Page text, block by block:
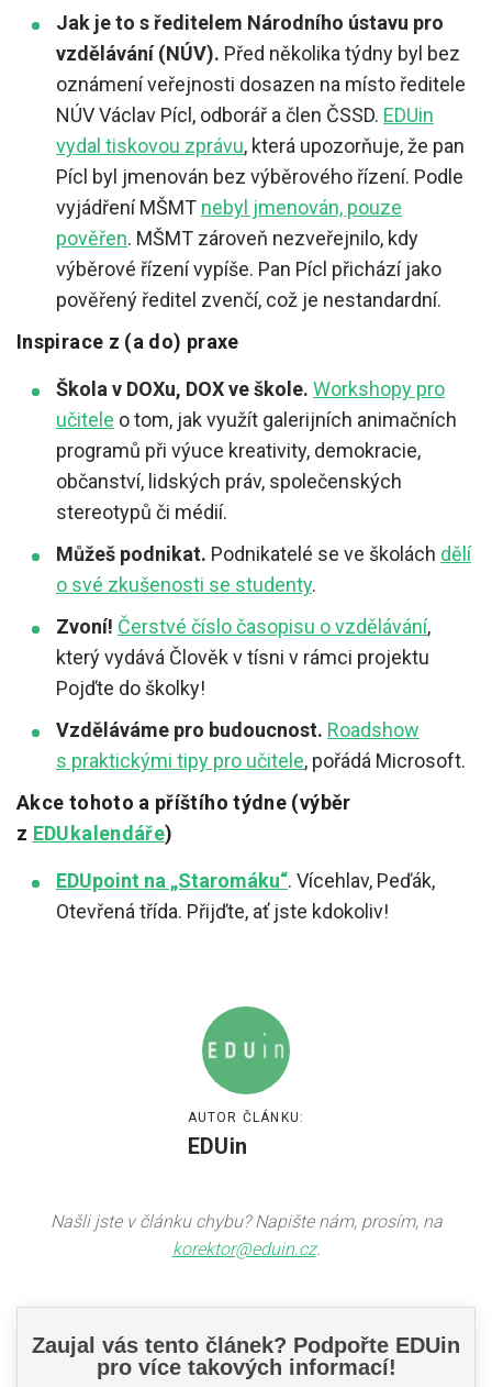
Jak je to s ředitelem Národního ústavu pro
vzdělávání (NÚV). Před několika týdny byl bez
oznámení veřejnosti dosazen na místo ředitele
NÚV Václav Pícl, odborář a člen ČSSD. EDUin
vydal tiskovou zprávu, která upozorňuje, že pan
Pícl byl jmenován bez výběrového řízení. Podle
vyjádření MŠMT nebyl jmenován, pouze
pověřen. MŠMT zároveň nezveřejnilo, kdy
výběrové řízení vypíše. Pan Pícl přichází jako
pověřený ředitel zvenčí, což je nestandardní.
Inspirace z (a do) praxe
Škola v DOXu, DOX ve škole. Workshopy pro
učitele o tom, jak využít galerijních animačních
programů při výuce kreativity, demokracie,
občanství, lidských práv, společenských
stereotypů či médií.
Můžeš podnikat. Podnikatelé se ve školách dělí
o své zkušenosti se studenty.
Zvoní! Čerstvé číslo časopisu o vzdělávání,
který vydává Člověk v tísni v rámci projektu
Pojďte do školky!
Vzděláváme pro budoucnost. Roadshow
s praktickými tipy pro učitele, pořádá Microsoft.
Akce tohoto a příštího týdne (výběr
z EDUkalendáře)
EDUpoint na „Staromáku“. Vícehlav, Peďák,
Otevřená třída. Přijďte, ať jste kdokoliv!
AUTOR ČLÁNKU:
EDUin
Našli jste v článku chybu? Napište nám, prosím, na
korektor@eduin.cz.